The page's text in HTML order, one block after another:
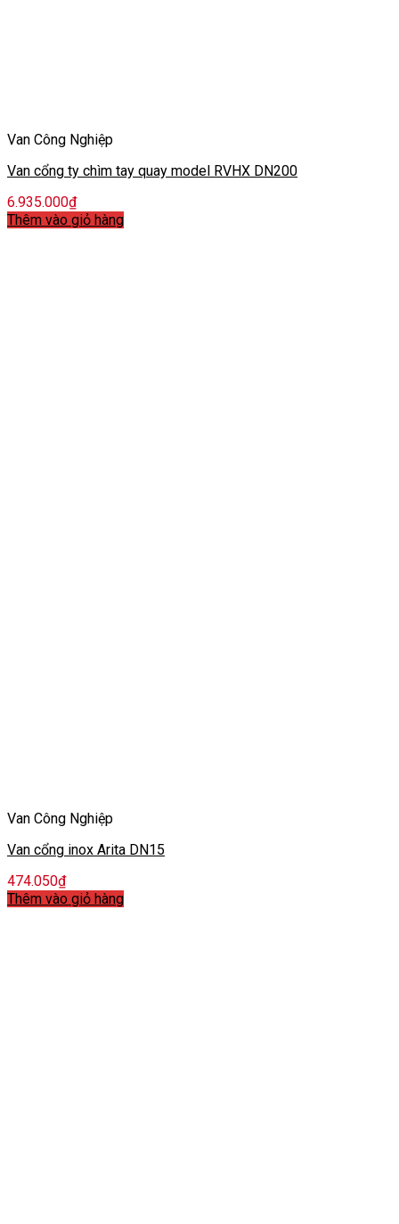
Van Công Nghiệp
Van cổng ty chìm tay quay model RVHX DN200
6.935.000₫
Thêm vào giỏ hàng
Van Công Nghiệp
Van cổng inox Arita DN15
474.050₫
Thêm vào giỏ hàng